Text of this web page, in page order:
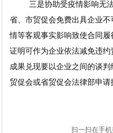
三是协助受疫情影响无
省、市贸促会免费出具企业不
情等客观事实影响致使合同
证明可作为企业依法减免违约
成果兑现要以企业之间的谈
贸促会或省贸促会法律部申请
扫一扫在手